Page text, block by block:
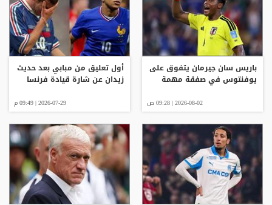
باريس سان جيرمان يتفوق على
يوفنتوس في صفقة مهمة
2026-08-02 | 09:28 ص
أول تعليق من مبابي بعد حديث
زيدان عن شارة قيادة فرنسا
2026-07-29 | 09:49 م